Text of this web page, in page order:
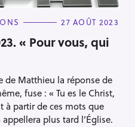
27 AOÛT 2023
« Pour vous, qui
de Matthieu la réponse de
fuse : « Tu es le Christ,
à partir de ces mots que
plus tard l’Église.